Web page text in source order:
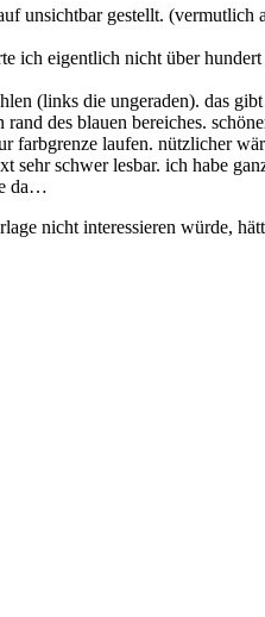
unsichtbar gestellt.
ich eigentlich nicht über
(links die ungeraden). das
des blauen bereiches.
laufen. nützlicher
sehr schwer lesbar. ich habe
da…
nicht interessieren würde,